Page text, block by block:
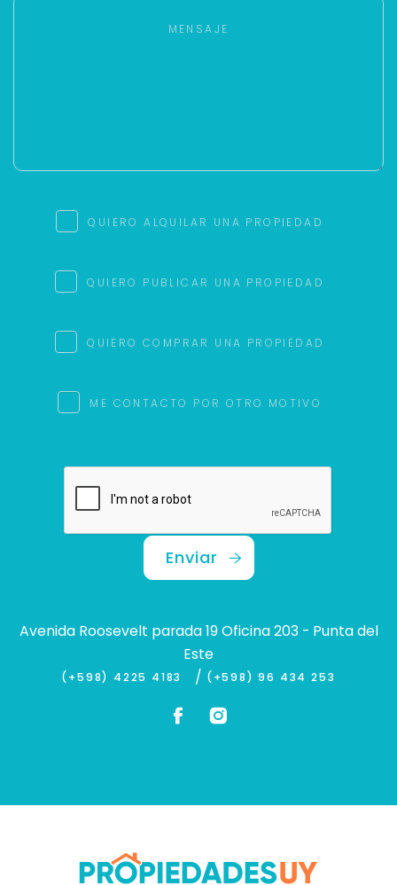
QUIERO ALQUILAR UNA PROPIEDAD
QUIERO PUBLICAR UNA PROPIEDAD
QUIERO COMPRAR UNA PROPIEDAD
ME CONTACTO POR OTRO MOTIVO
Enviar
Avenida Roosevelt parada 19 Oficina 203 - Punta del
Este
(+598) 4225 4183 / (+598) 96 434 253